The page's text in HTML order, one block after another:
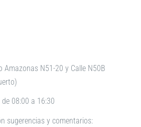
Amazonas N51-20 y Calle N50B
de 08:00 a 16:30
sugerencias y comentarios: